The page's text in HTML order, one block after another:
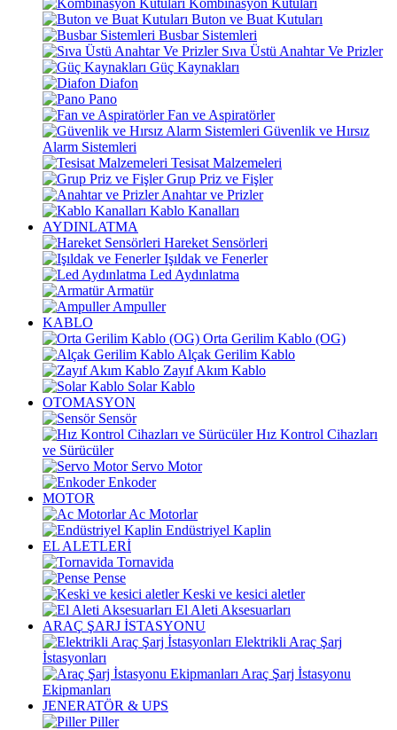
Kombinasyon Kutuları
Buton ve Buat Kutuları
Busbar Sistemleri
Sıva Üstü Anahtar Ve Prizler
Güç Kaynakları
Diafon
Pano
Fan ve Aspiratörler
Güvenlik ve Hırsız
Alarm Sistemleri
Tesisat Malzemeleri
Grup Priz ve Fişler
Anahtar ve Prizler
Kablo Kanalları
AYDINLATMA
Hareket Sensörleri
Işıldak ve Fenerler
Led Aydınlatma
Armatür
Ampuller
KABLO
Orta Gerilim Kablo (OG)
Alçak Gerilim Kablo
Zayıf Akım Kablo
Solar Kablo
OTOMASYON
Sensör
Hız Kontrol Cihazları
ve Sürücüler
Servo Motor
Enkoder
MOTOR
Ac Motorlar
Endüstriyel Kaplin
EL ALETLERİ
Tornavida
Pense
Keski ve kesici aletler
El Aleti Aksesuarları
ARAÇ ŞARJ İSTASYONU
Elektrikli Araç Şarj
İstasyonları
Araç Şarj İstasyonu
Ekipmanları
JENERATÖR & UPS
Piller